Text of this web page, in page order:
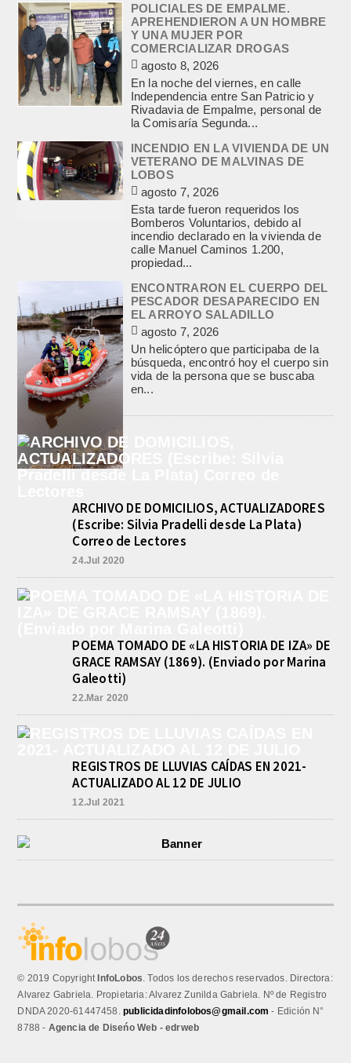
POLICIALES DE EMPALME.
APREHENDIERON A UN HOMBRE
Y UNA MUJER POR
COMERCIALIZAR DROGAS
agosto 8, 2026
En la noche del viernes, en calle
Independencia entre San Patricio y
Rivadavia de Empalme, personal de
la Comisaría Segunda...
INCENDIO EN LA VIVIENDA DE UN
VETERANO DE MALVINAS DE
LOBOS
agosto 7, 2026
Esta tarde fueron requeridos los
Bomberos Voluntarios, debido al
incendio declarado en la vivienda de
calle Manuel Caminos 1.200,
propiedad...
ENCONTRARON EL CUERPO DEL
PESCADOR DESAPARECIDO EN
EL ARROYO SALADILLO
agosto 7, 2026
Un helicóptero que participaba de la
búsqueda, encontró hoy el cuerpo sin
vida de la persona que se buscaba
en...
ARCHIVO DE DOMICILIOS, ACTUALIZADORES
(Escribe: Silvia Pradelli desde La Plata)
Correo de Lectores
24.Jul 2020
POEMA TOMADO DE «LA HISTORIA DE IZA» DE
GRACE RAMSAY (1869). (Enviado por Marina
Galeotti)
22.Mar 2020
REGISTROS DE LLUVIAS CAÍDAS EN 2021-
ACTUALIZADO AL 12 DE JULIO
12.Jul 2021
© 2019 CopyrightInfoLobos . Todos los derechos reservados. Directora:
Alvarez Gabriela. Propietaria: Alvarez Zunilda Gabriela. Nº de Registro
DNDA 2020-61447458.publicidadinfolobos@gmail.com - Edición N°
8788 - Agencia de Diseńo Web - edrweb